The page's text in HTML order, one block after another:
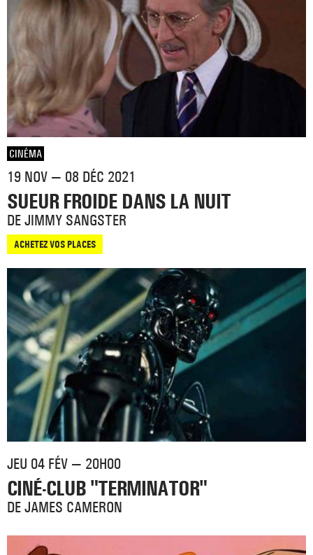
CINÉMA
19 NOV — 08 DÉC 2021
SUEUR FROIDE DANS LA NUIT
DE JIMMY SANGSTER
ACHETEZ VOS PLACES
JEU 04 FÉV — 20H00
CINÉ-CLUB "TERMINATOR"
DE JAMES CAMERON